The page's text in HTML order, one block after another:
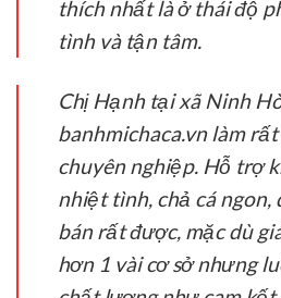
thích nhất là ở thái độ
tình và tận tâm.
Chị Hạnh tại xã Ninh
banhmichaca.vn làm
chuyên nghiệp. Hỗ trợ
nhiệt tình, chả cá ngon,
bán rất được, mặc dù
hơn 1 vài cơ sở nhưng